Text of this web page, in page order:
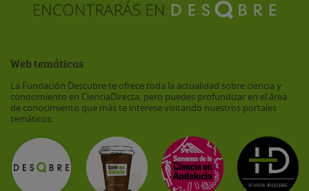
Web temáticas
La Fundación Descubre te ofrece toda la actualidad sobre ciencia y
conocimiento en CienciaDirecta, pero puedes profundizar en el área
de conocimiento que más te interese visitando nuestros portales
temáticos: